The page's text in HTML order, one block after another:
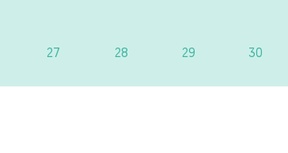
27 28 29 30